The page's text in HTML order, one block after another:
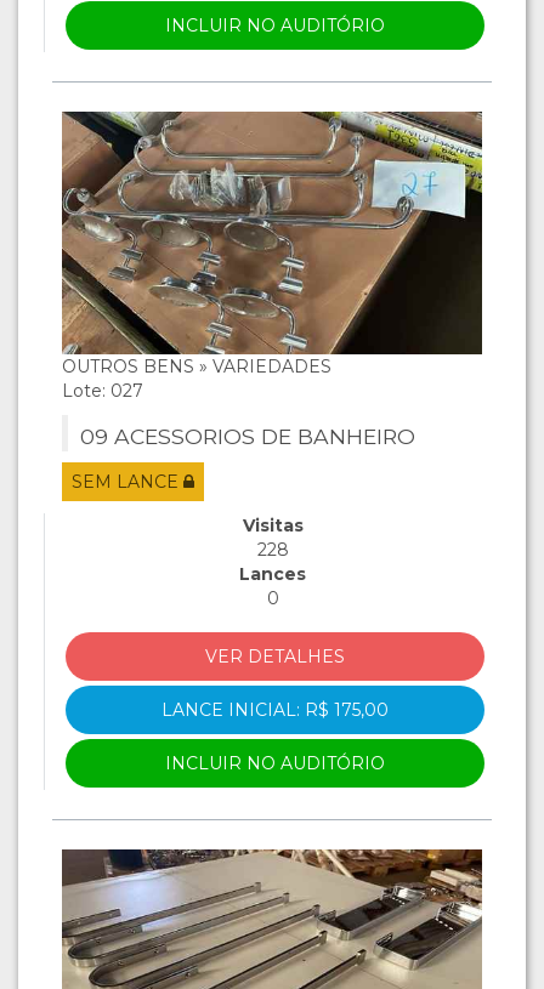
INCLUIR NO AUDITÓRIO
OUTROS BENS » VARIEDADES
Lote: 027
09 ACESSORIOS DE BANHEIRO
SEM LANCE
Visitas
228
Lances
0
VER DETALHES
LANCE INICIAL: R$ 175,00
INCLUIR NO AUDITÓRIO